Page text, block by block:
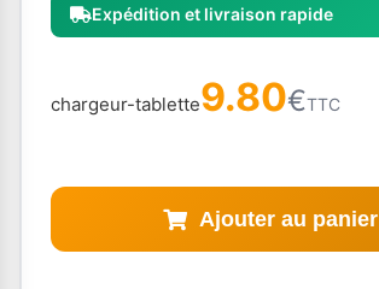
Expédition et livraison rapide
chargeur-tablette9.80€TTC
Ajouter au panier